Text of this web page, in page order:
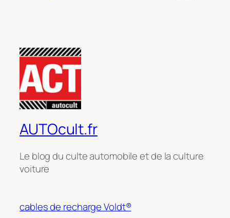
AUTOcult.fr
Le blog du culte automobile et de la culture
voiture
cables de recharge Voldt®